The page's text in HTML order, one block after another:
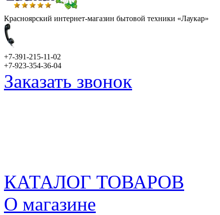
Красноярский интернет-магазин бытовой техники «Лаукар»
+7-391-215-11-02
+7-923-354-36-04
Заказать звонок
КАТАЛОГ ТОВАРОВ
О магазине